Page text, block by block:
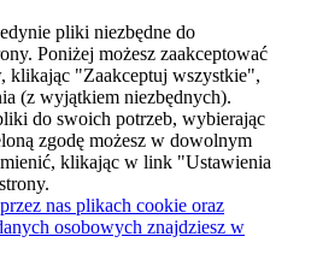
do koszyka
przechowalni
pliki niezbędne do
Poniżej możesz zaakceptować
klikając "Zaakceptuj wszystkie",
(z wyjątkiem niezbędnych).
do swoich potrzeb, wybierając
zgodę możesz w dowolnym
klikając w link "Ustawienia
nas plikach cookie oraz
osobowych znajdziesz w